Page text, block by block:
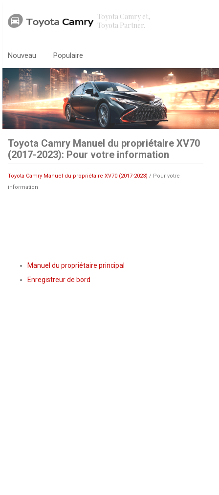
Toyota Camry et,
Toyota Partner.
Nouveau Populaire
Toyota Camry Manuel du propriétaire XV70
(2017-2023): Pour votre information
Toyota Camry Manuel du propriétaire XV70 (2017-2023) / Pour votre
information
Manuel du propriétaire principal
Enregistreur de bord